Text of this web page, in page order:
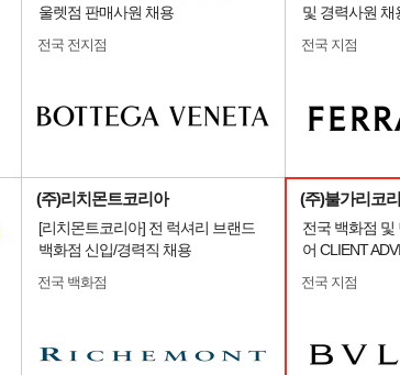
울렛점 판매사원 채용
전국 전지점
및 경력사원 채
전국 지점
(주)리치몬트코리아
[리치몬트코리아] 전 럭셔리 브랜드
백화점 신입/경력직 채용
전국 백화점
(주)불가리코
전국 백화점 및
어 CLIENT
전국 지점